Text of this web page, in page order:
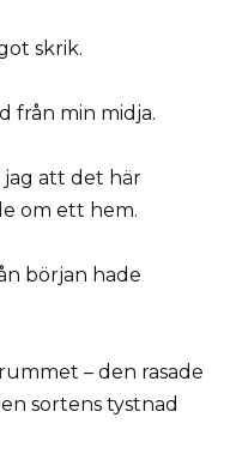
skrik.
från min midja.
att det här
om ett hem.
början hade
– den rasade
sortens tystnad